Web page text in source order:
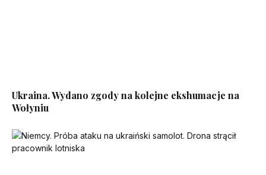
Ukraina. Wydano zgody na kolejne ekshumacje na
Wołyniu